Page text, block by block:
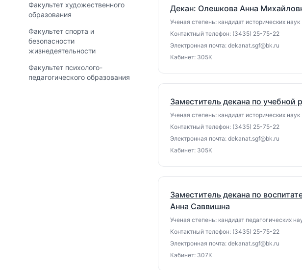
Факультет художественного
образования
Факультет спорта и
безопасности
жизнедеятельности
Факультет психолого-
педагогического образования
Декан: Олешкова Анна
Ученая степень: кандидат исторических наук
Контактный телефон: (3435) 25-75-22
Электронная почта: dekanat.sgf@bk.ru
Кабинет: 305К
Заместитель декана по учебной
Ученая степень: кандидат исторических наук
Контактный телефон: (3435) 25-75-22
Электронная почта: dekanat.sgf@bk.ru
Кабинет: 305К
Заместитель декана по
Анна Саввишна
Ученая степень: кандидат педагогических
Контактный телефон: (3435) 25-75-22
Электронная почта: dekanat.sgf@bk.ru
Кабинет: 307К